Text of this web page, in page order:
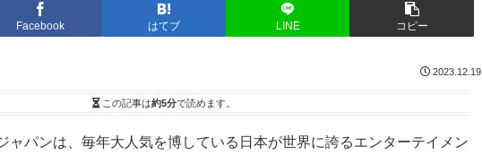
Facebook はてブ LINE コピー
2023.12.19
この記事は約5分で読めます。
ャパンは、毎年大人気を博している日本が世界に誇るエンターテイメン